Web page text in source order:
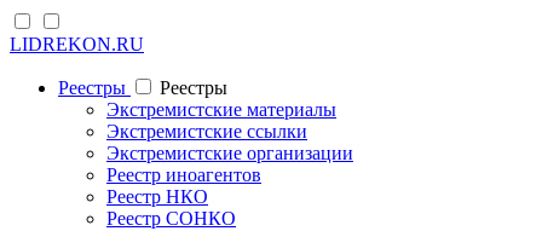
LIDREKON.RU
Реестры
Реестры
Экстремистские материалы
Экстремистские ссылки
Экстремистские организации
Реестр иноагентов
Реестр НКО
Реестр СОНКО